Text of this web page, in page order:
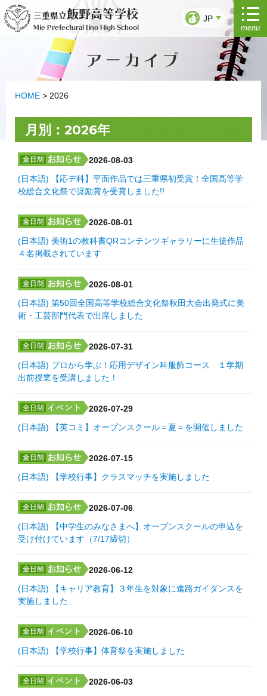
al
contenido
三重県立飯野高等学校
Mie Prefectural Iino High School
JP
menu
アーカイブ
HOME > 2026
月別：2026年
2026-08-03
(日本語) 【応デ科】平面作品では三重県初受賞！全国高等学
校総合文化祭で奨励賞を受賞しました!!
2026-08-01
(日本語) 美術1の教科書QRコンテンツギャラリーに生徒作品
４名掲載されています
2026-08-01
(日本語) 第50回全国高等学校総合文化祭秋田大会出発式に美
術・工芸部門代表で出席しました
2026-07-31
(日本語) プロから学ぶ！応用デザイン科服飾コース １学期
出前授業を受講しました！
2026-07-29
(日本語) 【英コミ】オープンスクール＝夏＝を開催しました
2026-07-15
(日本語) 【学校行事】クラスマッチを実施しました
2026-07-06
(日本語) 【中学生のみなさまへ】オープンスクールの申込を
受け付けています（7/17締切）
2026-06-12
(日本語) 【キャリア教育】３年生を対象に進路ガイダンスを
実施しました
2026-06-10
(日本語) 【学校行事】体育祭を実施しました
2026-06-03